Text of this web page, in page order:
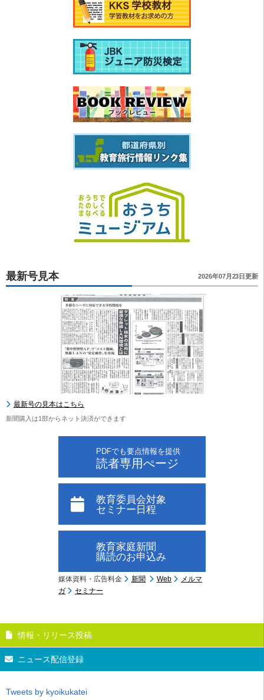
最新号見本 2026年07月23日更新
最新号の見本はこちら
新聞購入は1部からネット決済ができます
PDFでも要点情報を提供
読者専用ぺージ
教育委員会対象
セミナー日程
教育家庭新聞
購読のお申込み
媒体資料・広告料金 新聞 Web
メルマ
ガ
セミナー
情報・リリース投稿
ニュース配信登録
Tweets by kyoikukatei